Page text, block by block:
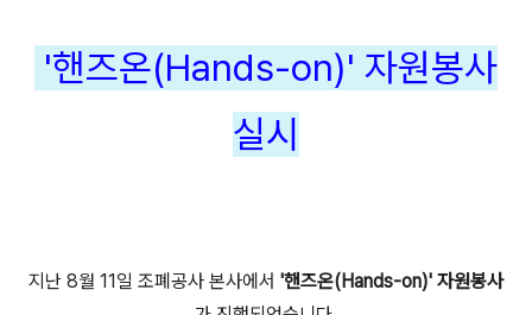
'핸즈온(Hands-on)' 자원봉사
실시
지난 8월 11일 조폐공사 본사에서 '핸즈온(Hands-on)' 자원봉사